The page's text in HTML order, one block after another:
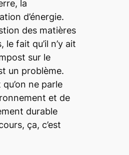
la
d’énergie.
des matières
le fait qu’il n’y ait
sur le
un problème.
ne parle
et de
durable
ça, c’est